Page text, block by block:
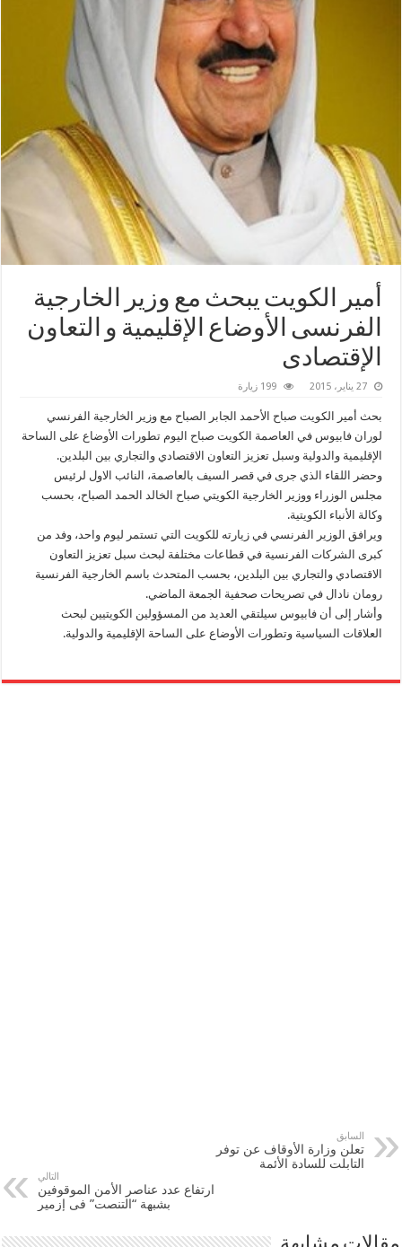
أمير ‫الكويت‬ يبحث مع وزير الخارجية
الفرنسى الأوضاع الإقليمية و التعاون
الإقتصادى
27 يناير، 2015 199 زيارة
بحث أمير الكويت صباح الأحمد الجابر الصباح مع وزير الخارجية الفرنسي
لوران فابيوس في العاصمة الكويت صباح اليوم تطورات الأوضاع على الساحة
الإقليمية والدولية وسبل تعزيز التعاون الاقتصادي والتجاري بين البلدين.
وحضر اللقاء الذي جرى في قصر السيف بالعاصمة، النائب الاول لرئيس
مجلس الوزراء ووزير الخارجية الكويتي صباح الخالد الحمد الصباح، بحسب
وكالة الأنباء الكويتية.
ويرافق الوزير الفرنسي في زيارته للكويت التي تستمر ليوم واحد، وفد من
كبرى الشركات الفرنسية في قطاعات مختلفة لبحث سبل تعزيز التعاون
الاقتصادي والتجاري بين البلدين، بحسب المتحدث باسم الخارجية الفرنسية
رومان نادال في تصريحات صحفية الجمعة الماضي.
وأشار إلى أن فابيوس سيلتقي العديد من المسؤولين الكويتيين لبحث
العلاقات السياسية وتطورات الأوضاع على الساحة الإقليمية والدولية.
السابق
تعلن وزارة الأوقاف عن توفر
التابلت للسادة الأئمة
التالي
ارتفاع عدد عناصر الأمن الموقوفين
بشبهة “التنصت” فى إزمير